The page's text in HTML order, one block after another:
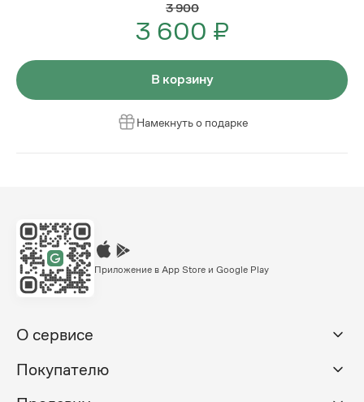
3 900
3 600 ₽
В корзину
Намекнуть о подарке
Приложение в App Store и Google Play
О сервисе
Покупателю